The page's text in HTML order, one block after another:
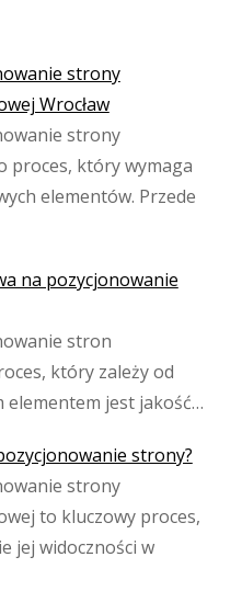
strony
Wrocław
strony
proces, który wymaga
elementów. Przede
na pozycjonowanie
stron
który zależy od
elementem jest jakość…
strony?
strony
to kluczowy proces,
jej widoczności w